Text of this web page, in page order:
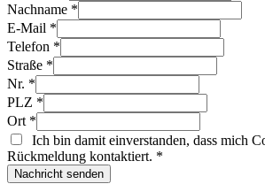
Nachname *
E-Mail *
Telefon *
Straße *
Nr. *
PLZ *
Ort *
Ich bin damit einverstanden, dass mich
Rückmeldung kontaktiert. *
Nachricht senden